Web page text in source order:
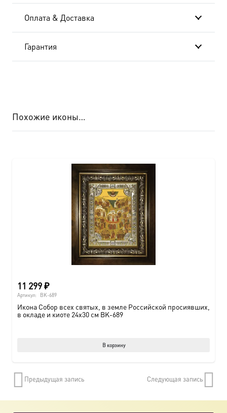
Оплата & Доставка
Гарантия
Похожие иконы…
11 299₽
Артикул: BK-689
Икона Собор всех святых, в земле Российской просиявших,
в окладе и киоте 24х30 см BK-689
В корзину
Предыдущая запись Следующая запись